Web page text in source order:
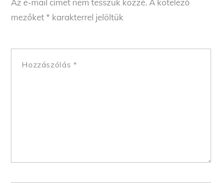
Az e-mail címet nem tesszük közzé. A kötelező
mezőket* karakterrel jelöltük
Hozzászólás *